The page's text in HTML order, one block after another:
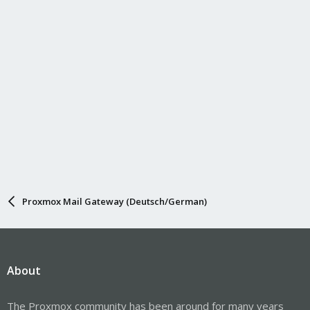
Proxmox Mail Gateway (Deutsch/German)
About
The Proxmox community has been around for many years